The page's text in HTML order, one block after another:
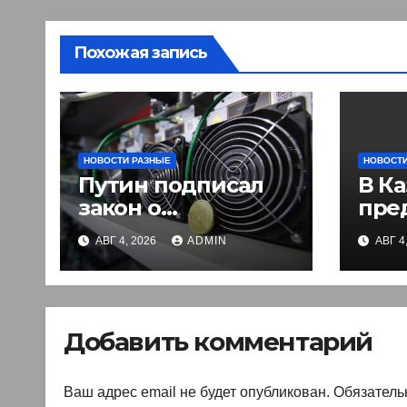
Похожая запись
НОВОСТИ РАЗНЫЕ
Путин подписал
закон о
легализации
криптовалют в
России. Что нужно
АВГ 4, 2026 ADMIN
В
АВГ
Добавить комментарий
Ваш адрес email не будет опубликован.